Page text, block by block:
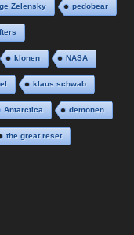
Zelensky pedobear
klonen NASA
klaus schwab
Antarctica demonen
the great reset